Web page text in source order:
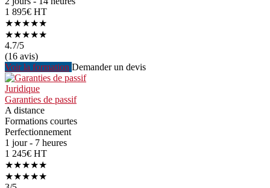
1 895€ HT
★★★★★
★★★★★
4.7/5
(16 avis)
Voir la formation Demander un devis
Juridique
Garanties de passif
A distance
Formations courtes
Perfectionnement
1 jour - 7 heures
1 245€ HT
★★★★★
★★★★★